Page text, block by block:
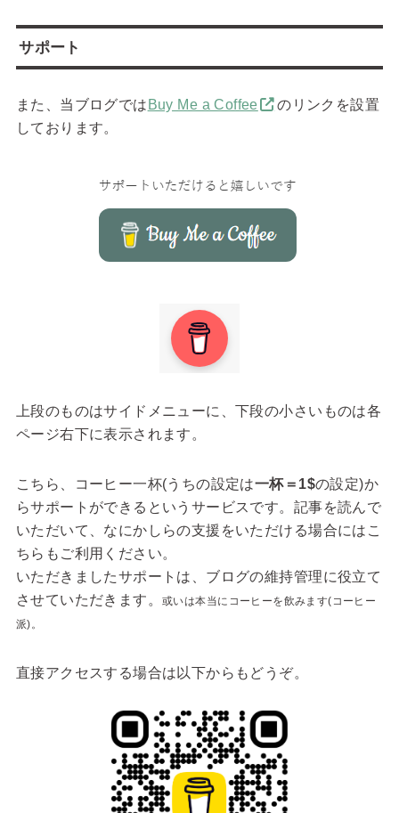
サポート
また、当ブログでは Buy Me a Coffee
のリンクを設置
しております。
上段のものはサイドメニューに、下段の小さいものは各
ページ右下に表示されます。
こちら、コーヒー一杯(うちの設定は一杯＝1$の設定)か
らサポートができるというサービスです。記事を読んで
いただいて、なにかしらの支援をいただける場合にはこ
ちらもご利用ください。
いただきましたサポートは、ブログの維持管理に役立て
させていただきます。或いは本当にコーヒーを飲みます(コーヒー
派)。
直接アクセスする場合は以下からもどうぞ。